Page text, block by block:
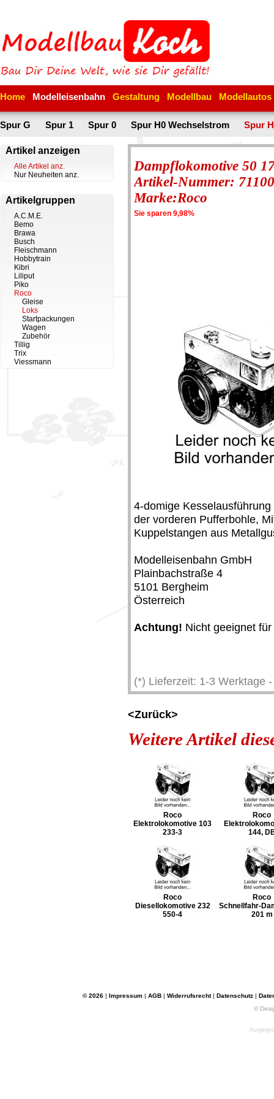
Home Modelleisenbahn Gestaltung Modellbau Modellautos
Spur G Spur 1 Spur 0 Spur H0 Wechselstrom Spur
Artikel anzeigen
Alle Artikel anz.
Nur Neuheiten anz.
Artikelgruppen
A.C.M.E.
Bemo
Brawa
Busch
Fleischmann
Hobbytrain
Kibri
Liliput
Piko
Roco
Gleise
Loks
Startpackungen
Wagen
Zubehör
Tillig
Trix
Viessmann
Dampflokomotive 50
Artikel-Nummer:
Marke:Roco
Sie sparen 9,98%
4-domige
der vorderen Pufferbohle,
Kuppelstangen aus
Modelleisenbahn GmbH
Plainbachstraße 4
5101 Bergheim
Österreich
Achtung! Nicht geeignet
(*) Lieferzeit: 1-3 Werktage
<Zurück>
Weitere Artikel
Roco
Elektrolokomotive 103
233-3
Roco
144,
Roco
Diesellokomotive 232
550-4
Roco
Schnellfahr-
201 m
© 2026 | Impressum | AGB | Widerrufsrecht| Datenschutz |
©